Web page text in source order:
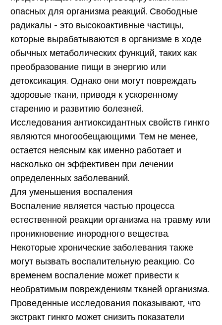
опасных для организма реакций. Свободные
радикалы - это высокоактивные частицы,
которые вырабатываются в организме в ходе
обычных метаболических функций, таких как
преобразование пищи в энергию или
детоксикация. Однако они могут повреждать
здоровые ткани, приводя к ускоренному
старению и развитию болезней.
Исследования антиоксидантных свойств гинкго
являются многообещающими. Тем не менее,
остается неясным как именно работает и
насколько он эффективен при лечении
определенных заболеваний.
Для уменьшения воспаления
Воспаление является частью процесса
естественной реакции организма на травму или
проникновение инородного вещества.
Некоторые хронические заболевания также
могут вызвать воспалительную реакцию. Со
временем воспаление может привести к
необратимым повреждениям тканей организма.
Проведенные исследования показывают, что
экстракт гинкго может снизить показатели